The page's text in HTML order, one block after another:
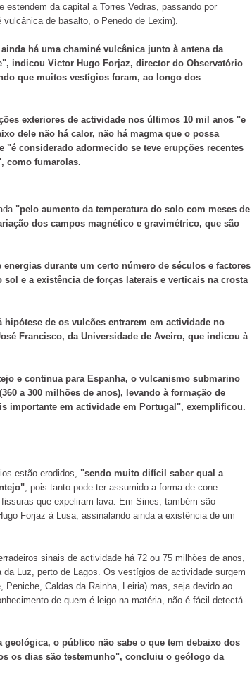
da capital a Torres Vedras, passando por
de basalto, o Penedo de Lexim).
há uma chaminé vulcânica junto à antena da
indicou Victor Hugo Forjaz, director do Observatório
que muitos vestígios foram, ao longo dos
exteriores de actividade nos últimos 10 mil anos "e
dele não há calor, não há magma que o possa
"é considerado adormecido se teve erupções recentes
como fumarolas.
"pelo aumento da temperatura do solo com meses de
dos campos magnético e gravimétrico, que são
energias durante um certo número de séculos e factores
e a existência de forças laterais e verticais na crosta
de os vulcões entrarem em actividade no
Francisco, da Universidade de Aveiro, que indicou à
e continua para Espanha, o vulcanismo submarino
(360 a 300 milhões de anos), levando à formação de
importante em actividade em Portugal", exemplificou.
estão erodidos, "sendo muito difícil saber qual a
, pois tanto pode ter assumido a forma de cone
que expeliram lava. Em Sines, também são
Forjaz à Lusa, assinalando ainda a existência de um
sinais de actividade há 72 ou 75 milhões de anos,
Luz, perto de Lagos. Os vestígios de actividade surgem
Caldas da Rainha, Leiria) mas, seja devido ao
de quem é leigo na matéria, não é fácil detectá-
o público não sabe o que tem debaixo dos
os dias são testemunho", concluiu o geólogo da